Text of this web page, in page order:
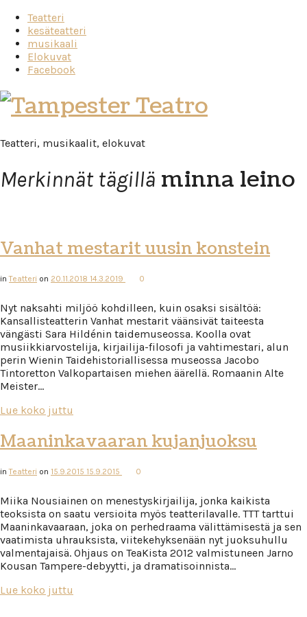
Teatteri
kesäteatteri
musikaali
Elokuvat
Facebook
Tampester
Teatro
Teatteri, musikaalit, elokuvat
Merkinnät tägillä minna leino
Vanhat mestarit uusin konstein
inTeatteri on 20.11.2018 14.3.2019 0
Nyt naksahti miljöö kohdilleen, kuin osaksi sisältöä:
Kansallisteatterin Vanhat mestarit väänsivät taiteesta
vängästi Sara Hildénin taidemuseossa. Koolla ovat
musiikkiarvostelija, kirjailija-filosofi ja vahtimestari, alun
perin Wienin Taidehistoriallisessa museossa Jacobo
Tintoretton Valkopartaisen miehen äärellä. Romaanin Alte
Meister…
Lue koko juttu
Maaninkavaaran kujanjuoksu
inTeatteri on 15.9.2015 15.9.2015 0
Miika Nousiainen on menestyskirjailija, jonka kaikista
teoksista on saatu versioita myös teatterilavalle. TTT tarttui
Maaninkavaaraan, joka on perhedraama välittämisestä ja sen
vaatimista uhrauksista, viitekehyksenään nyt juoksuhullu
valmentajaisä. Ohjaus on TeaKista 2012 valmistuneen Jarno
Kousan Tampere-debyytti, ja dramatisoinnista…
Lue koko juttu